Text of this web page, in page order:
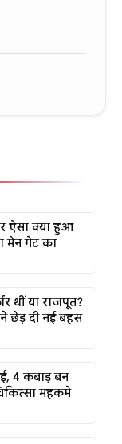
or
ऐसा क्या हुआ
मेन गेट का
थीं या राजपूत?
छेड़ दी नई बहस
4 कबाड़ बन
महकमे